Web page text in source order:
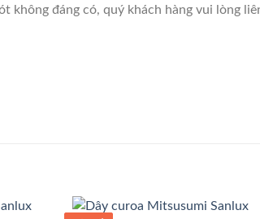
không đáng có, quý khách hàng vui lòng